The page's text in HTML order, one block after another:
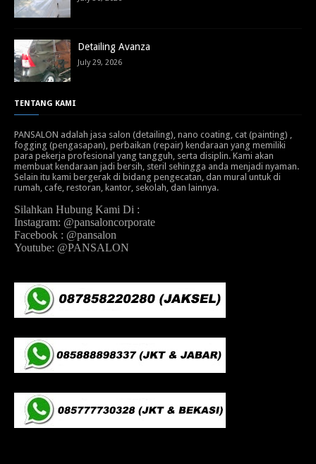
Detailing Avanza
July 29, 2026
TENTANG KAMI
PANSALON adalah jasa salon (detailing), nano coating, cat (painting) ,
fogging (pengasapan), perbaikan (repair) kendaraan yang memiliki
para pekerja profesional yang tangguh, serta disiplin. Kami akan
membuat kendaraan jadi bersih, steril sehingga anda menjadi nyaman.
Selain itu kami bergerak di bidang pengecatan, dan mural untuk di
rumah, cafe, restoran, kantor, sekolah, dan lainnya.
Silahkan Hubung Kami Di :
Instagram: @pansaloncorporate
Facebook : @pansalon
Youtube: @PANSALON